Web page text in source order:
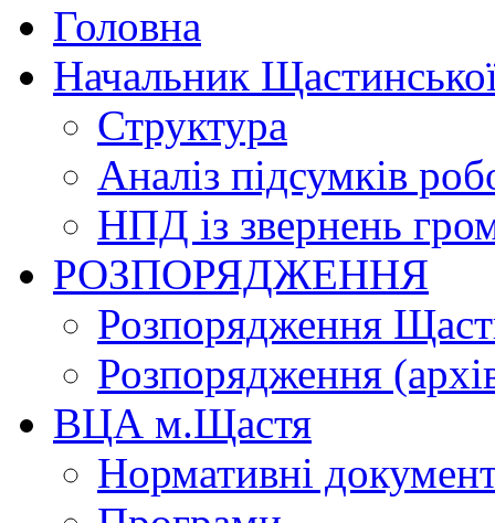
Головна
Начальник
Структура
Аналіз підсумків
НПД із звернень
РОЗПОРЯДЖЕННЯ
Розпорядження
Розпорядження
ВЦА м.Щастя
Нормативні